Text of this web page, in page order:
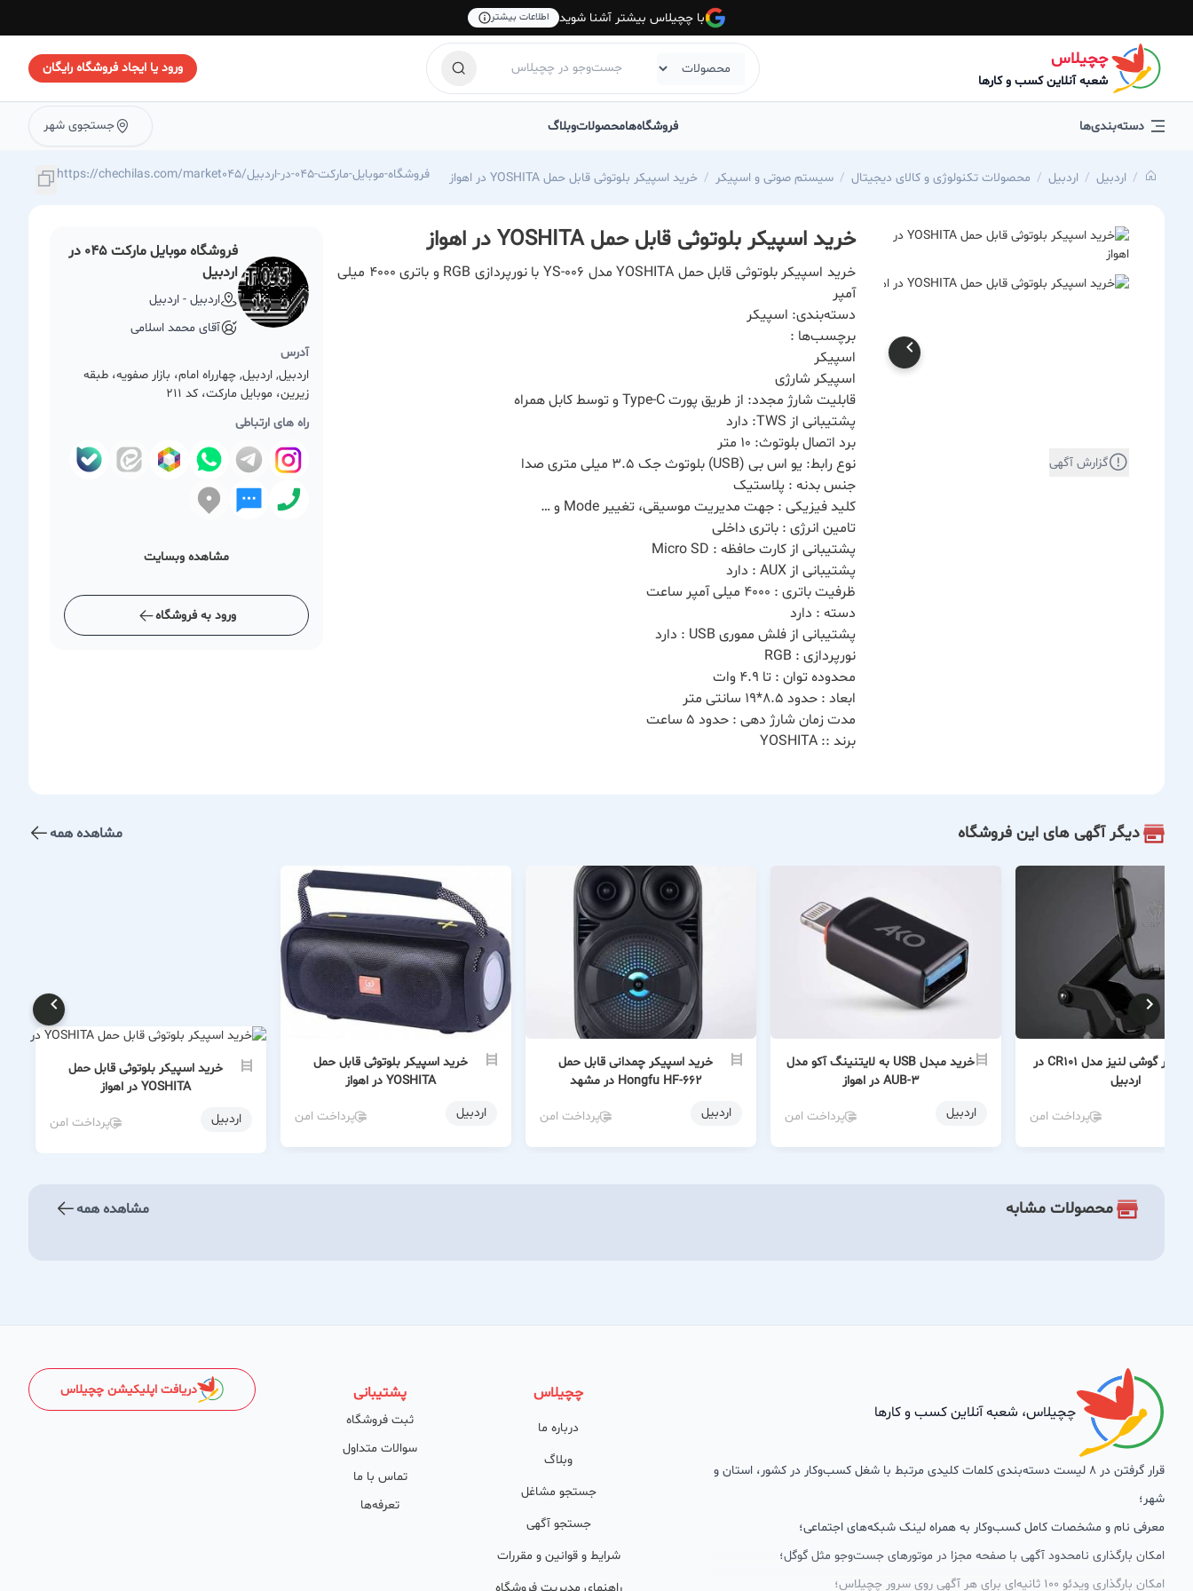
با چچیلاس بیشتر آشنا شوید اطلاعات بیشتر
چچیلاس
شعبه آنلاین کسب و کارها
ورود یا ایجاد فروشگاه رایگان
دسته‌بندی‌ها فروشگاه‌هامحصولاتوبلاگ جستجوی شهر
اردبیل اردبیل محصولات تکنولوژی و کالای دیجیتال سیستم صوتی و اسپیکر خرید اسپیکر بلوتوثی قابل حمل YOSHITA در اهواز https://chechilas.com/market045/فروشگاه-موبایل-مارکت-045-در-اردبیل
گزارش آگهی
خرید اسپیکر بلوتوثی قابل حمل YOSHITA در اهواز
خرید اسپیکر بلوتوثی قابل حمل YOSHITA مدل YS-006 با نورپردازی RGB و باتری 4000 میلی
آمپر
دسته‌بندی: اسپیکر
برچسب‌ها :
اسپیکر
اسپیکر شارژی
قابلیت شارژ مجدد: از طریق پورت Type-C و توسط کابل همراه
پشتیبانی از TWS: دارد
برد اتصال بلوتوث: 10 متر
نوع رابط: یو اس بی (USB) بلوتوث جک 3.5 میلی‌ متری صدا
جنس بدنه : پلاستیک
کلید فیزیکی : جهت مدیریت موسیقی، تغییر Mode و …
تامین انرژی : باتری داخلی
پشتیبانی از کارت حافظه : Micro SD
پشتیبانی از AUX : دارد
ظرفیت باتری : 4000 میلی آمپر ساعت
دسته : دارد
پشتیبانی از فلش مموری USB : دارد
نورپردازی : RGB
محدوده توان : تا 4.9 وات
ابعاد : حدود 8.5*19 سانتی متر
مدت زمان شارژ دهی : حدود 5 ساعت
برند :: YOSHITA
فروشگاه موبایل مارکت 045 در
اردبیل
اردبیل - اردبیل
آقای محمد اسلامی
آدرس
اردبیل, اردبیل, چهارراه امام، بازار صفویه، طبقه
زیرین، موبایل مارکت، کد ۲۱۱
راه های ارتباطی
مشاهده وبسایت
ورود به فروشگاه
دیگر آگهی های این فروشگاه مشاهده همه
خرید هولدر گوشی لنیز مدل CR101 در
اردبیل
پرداخت امن
خرید مبدل USB به لایتنینگ آکو مدل
AUB-3 در اهواز
اردبیل
پرداخت امن
خرید اسپیکر چمدانی قابل حمل
Hongfu HF-662 در مشهد
اردبیل
پرداخت امن
خرید اسپیکر بلوتوثی قابل حمل
YOSHITA در اهواز
اردبیل
پرداخت امن
خرید اسپیکر بلوتوثی قابل حمل
YOSHITA در اهواز
اردبیل
پرداخت امن
محصولات مشابه مشاهده همه
چچیلاس، شعبه آنلاین کسب و کارها
قرار گرفتن در 8 لیست دسته‌بندی کلمات کلیدی مرتبط با شغل کسب‌وکار در کشور، استان و
شهر؛
معرفی نام و مشخصات کامل کسب‌وکار به همراه لینک شبکه‌های اجتماعی؛
امکان بارگذاری نامحدود آگهی با صفحه مجزا در موتورهای جست‌وجو مثل گوگل؛
امکان بارگذاری ویدئو 100 ثانیه‌ای برای هر آگهی روی سرور چچیلاس؛
چچیلاس
درباره ما
وبلاگ
جستجو مشاغل
جستجو آگهی
شرایط و قوانین و مقررات
پشتیبانی
ثبت فروشگاه
سوالات متداول
تماس با ما
تعرفه‌ها
دریافت اپلیکیشن چچیلاس